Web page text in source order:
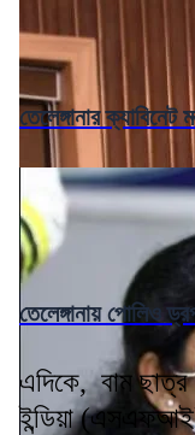
তেলেঙ্গানার
তেলেঙ্গানায় পোলিও
এদিকে, বাম
ইন্ডিয়া